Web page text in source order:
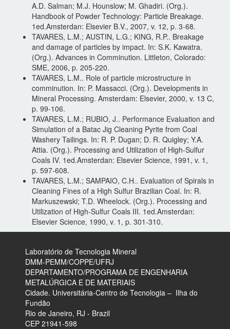
A.D. Salman; M.J. Hounslow; M. Ghadiri. (Org.).
Handbook of Powder Technology: Particle Breakage.
1ed.Amsterdan: Elsevier B.V., 2007, v. 12, p. 3-68.
TAVARES, L.M.; AUSTIN, L.G.; KING, R.P.. Breakage
and damage of particles by impact. In: S.K. Kawatra.
(Org.). Advances in Comminution. Littleton, Colorado:
SME, 2006, p. 205-220.
TAVARES, L.M.. Role of particle microstructure in
comminution. In: P. Massacci. (Org.). Developments in
Mineral Processing. Amsterdam: Elsevier, 2000, v. 13 C,
p. 99-106.
TAVARES, L.M.; RUBIO, J.. Performance Evaluation and
Simulation of a Batac Jig Cleaning Pyrite from Coal
Washery Tailings. In: R. P. Dugan; D. R. Quigley; Y.A.
Attia. (Org.). Processing and Utilization of High-Sulfur
Coals IV. 1ed.Amsterdan: Elsevier Science, 1991, v. 1,
p. 597-608.
TAVARES, L.M.; SAMPAIO, C.H.. Evaluation of Spirals in
Cleaning Fines of a High Sulfur Brazilian Coal. In: R.
Markuszewski; T.D. Wheelock. (Org.). Processing and
Utilization of High-Sulfur Coals III. 1ed.Amsterdan:
Elsevier Science, 1990, v. 1, p. 301-310.
Laboratório de Tecnologia Mineral
​DMM-PEMM/COPPE/UFRJ
DEPARTAMENTO/PROGRAMA DE ENGENHARIA
METALÚRGICA E DE MATERIAIS
Cidade. Universitária-Centro de Tecnologia – Ilha do
Fundão
Rio de Janeiro, RJ - Brazil
CEP 21941-598